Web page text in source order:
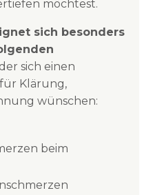
möchtest.
sich besonders
sich einen
Klärung,
wünschen:
beim